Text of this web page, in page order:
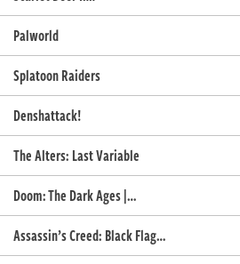
Palworld
Splatoon Raiders
Denshattack!
The Alters: Last Variable
Doom: The Dark Ages |…
Assassin’s Creed: Black Flag…